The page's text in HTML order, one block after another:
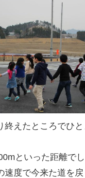
終えたところでひ
といった距離でし
速度で今来た道を戻